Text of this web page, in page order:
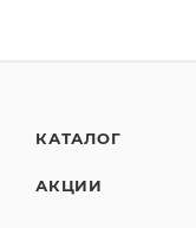
КАТАЛОГ
АКЦИИ